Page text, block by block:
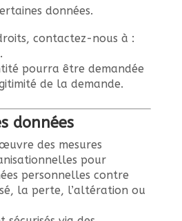
données.
contactez-nous à :
.
pourra être demandée
de la demande.
données
des mesures
pour
personnelles contre
la perte, l’altération ou